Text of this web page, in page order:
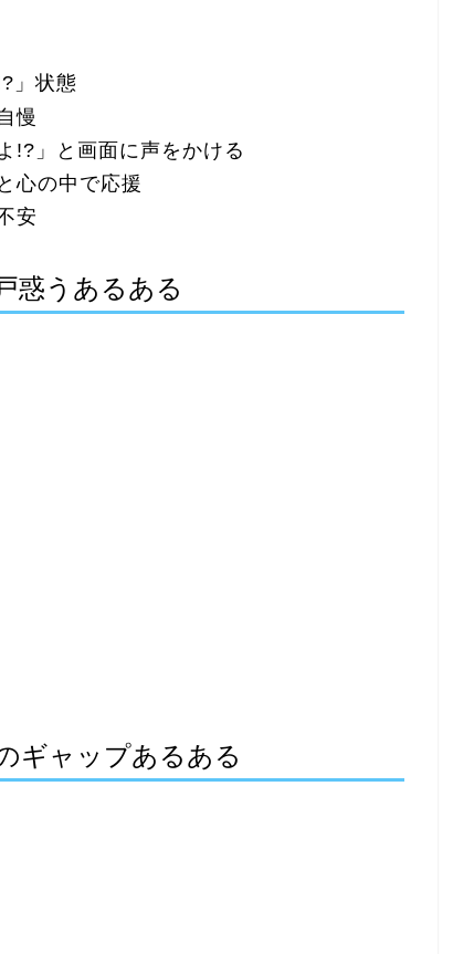
」状態
慢
!?」と画面に声をかける
心の中で応援
安
惑うあるある
ギャップあるある